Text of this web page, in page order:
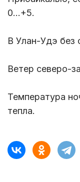
0...+5.
В Улан-Удэ без
Ветер северо-
Температура
тепла.